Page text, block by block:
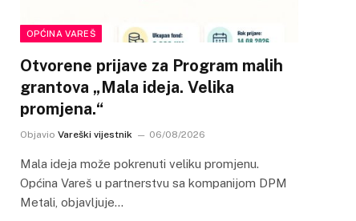
OPĆINA VAREŠ
Otvorene prijave za Program malih
grantova „Mala ideja. Velika
promjena.“
Objavio Vareški vijestnik 06/08/2026
Mala ideja može pokrenuti veliku promjenu.
Općina Vareš u partnerstvu sa kompanijom DPM
Metali, objavljuje…